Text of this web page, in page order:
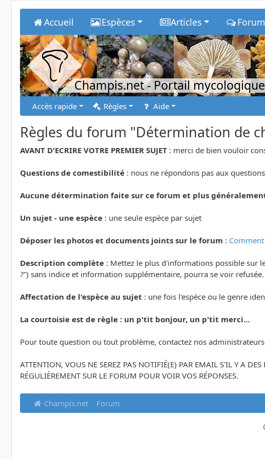
Accueil Espèces Articles Forum
Champis.net- Portail
Accès rapide Règles Aide
Règles du forum "Détermination de
AVANT D'ECRIRE VOTRE PREMIER SUJET : merci de bien vouloir
Questions de comestibilité : nous ne répondons pas aux
Aucune détermination faite sur ce forum et plus
Un sujet - une espèce : une seule espèce par sujet
Déposer les photos et documents joints sur le forum :
Description complète : Mettez le plus d'informations possible sur
?") sans indice et information supplémentaire, pourra se voir refusée.
Affectation de l'espèce au sujet : une fois l'espèce ou le genre
La courtoisie est de règle : un p'tit bonjour, un p'tit merci...
Pour toute question ou tout problème, contactez nos
ATTENTION, VOUS NE SEREZ PAS NOTIFIÉ(E) PAR EMAIL S'IL Y A
RÉGULIÈREMENT SUR LE FORUM POUR VOIR VOS RÉPONSES.
Champis.net Forum